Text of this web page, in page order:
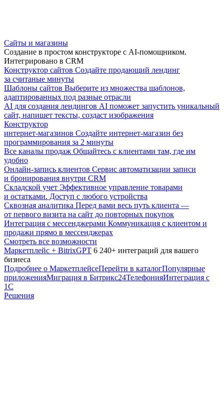
Сайты и магазины
Создание в простом конструкторе с AI-помощником.
Интегрировано в CRM
Конструктор сайтов Создайте продающий лендинг
за считаные минуты
Шаблоны сайтов Выберите из множества шаблонов,
адаптированных под разные отрасли
AI для создания лендингов AI поможет запустить уникальный
сайт, напишет тексты, создаст изображения
Конструктор
интернет-магазинов Создайте интернет-магазин без
программирования за 2 минуты
Все каналы продаж Общайтесь с клиентами там, где им
удобно
Онлайн-запись клиентов Сервис автоматизации записи
и бронирования внутри CRM
Складской учет Эффективное управление товарами
и остатками. Доступ с любого устройства
Сквозная аналитика Перед вами весь путь клиента —
от первого визита на сайт до повторных покупок
Интеграция с мессенджерами Коммуникация с клиентом и
продажи прямо в мессенджерах
Смотреть все возможности
Маркетплейс + BitrixGPT 6 240+ интеграций для вашего
бизнеса
Подробнее о МаркетплейсеПерейти в каталогПопулярные
приложенияМиграция в Битрикс24ТелефонияИнтеграция с
1С
Решения